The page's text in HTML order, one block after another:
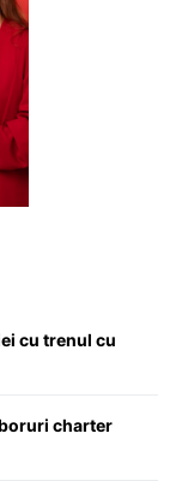
cu trenul cu
charter